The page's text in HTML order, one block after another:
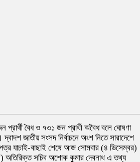
প্রার্থী বৈধ ও ৭৩১ জন প্রার্থী অবৈধ বলে ঘোষণা
জাতীয় সংসদ নির্বাচনে অংশ নিতে সারাদেশে
যাচাই-বাছাই শেষে আজ সোমবার (৪ ডিসেম্বর)
অতিরিক্ত সচিব অশোক কুমার দেবনাথ এ তথ্য